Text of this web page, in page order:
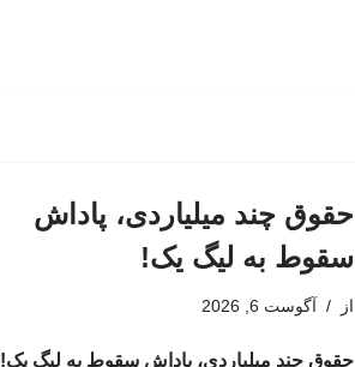
حقوق چند میلیاردی، پاداش
سقوط به لیگ یک!
از آگوست 6, 2026
حقوق چند میلیاردی، پاداش سقوط به لیگ یک!